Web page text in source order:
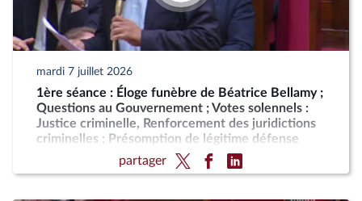
mardi 7 juillet 2026
1ère séance : Éloge funèbre de Béatrice Bellamy ;
Questions au Gouvernement ; Votes solennels :
Justice criminelle, Renforcement des juridictions
criminelles ; Présomption de légitime défense
pour les forces de l'ordre
partager